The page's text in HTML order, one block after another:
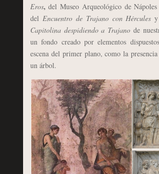
Eros,del Museo Arqueológico de
del Encuentro de Trajano con Hércules
Capitolina despidiendo a Trajano de
un fondo creado por elementos
escena del primer plano, como la
un árbol.